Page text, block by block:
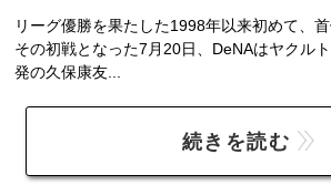
リーグ優勝を果たした1998年以来初めて、首
その初戦となった7月20日、DeNAはヤクル
発の久保康友...
続きを読む